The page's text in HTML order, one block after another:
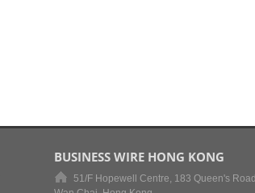
BUSINESS WIRE HONG KONG
51/F Hopewell Centre, 183 Queen's